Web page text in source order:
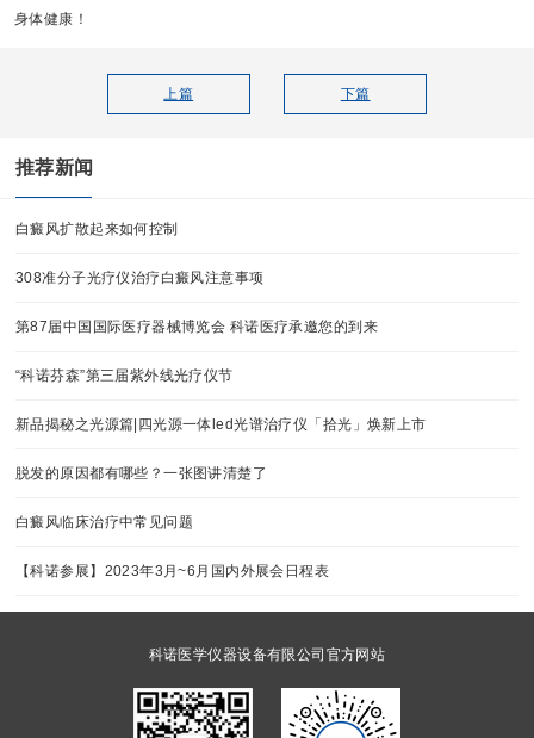
身体健康！
上篇 下篇
推荐新闻
白癜风扩散起来如何控制
308准分子光疗仪治疗白癜风注意事项
第87届中国国际医疗器械博览会 科诺医疗承邀您的到来
“科诺芬森”第三届紫外线光疗仪节
新品揭秘之光源篇|四光源一体led光谱治疗仪「拾光」焕新上市
脱发的原因都有哪些？一张图讲清楚了
白癜风临床治疗中常见问题
【科诺参展】2023年3月~6月国内外展会日程表
科诺医学仪器设备有限公司官方网站